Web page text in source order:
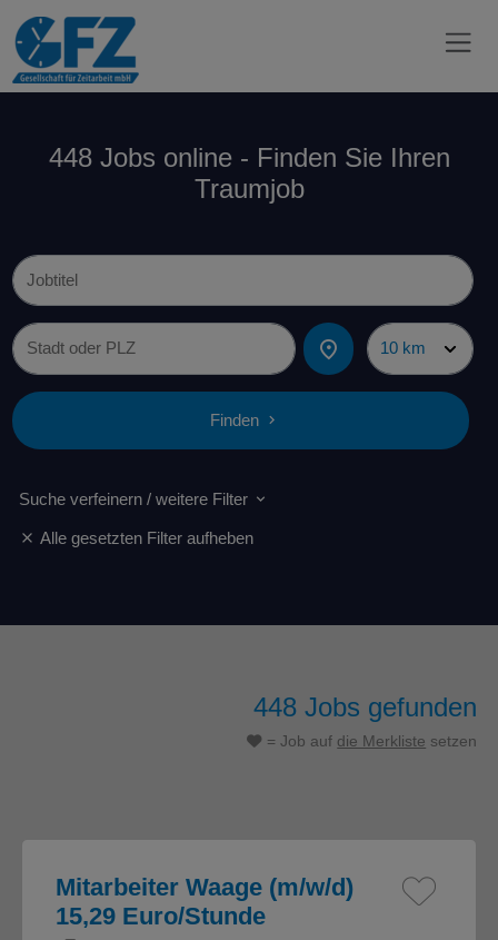
448 Jobs online - Finden Sie Ihren
Traumjob
Finden
Suche verfeinern / weitere Filter
Alle gesetzten Filter aufheben
448 Jobs gefunden
= Job auf die Merkliste setzen
Mitarbeiter Waage (m/w/d)
15,29 Euro/Stunde